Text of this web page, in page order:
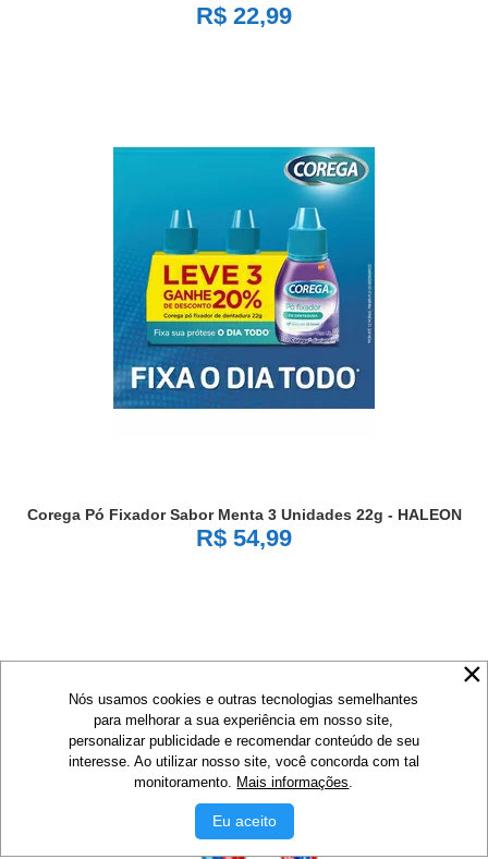
R$ 22,99
Corega Pó Fixador Sabor Menta 3 Unidades 22g - HALEON
R$ 54,99
Nós usamos cookies e outras tecnologias semelhantes
para melhorar a sua experiência em nosso site,
personalizar publicidade e recomendar conteúdo de seu
interesse. Ao utilizar nosso site, você concorda com tal
monitoramento. Mais informações.